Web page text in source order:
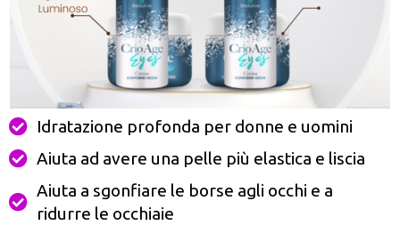
Idratazione profonda per donne e uomini
Aiuta ad avere una pelle più elastica e liscia
Aiuta a sgonfiare le borse agli occhi e a
ridurre le occhiaie